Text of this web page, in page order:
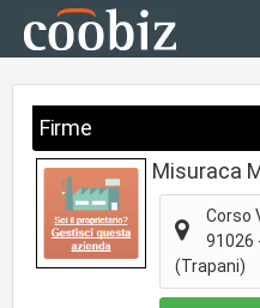
Firme
Misuraca
Corso
91026
(Trapani)